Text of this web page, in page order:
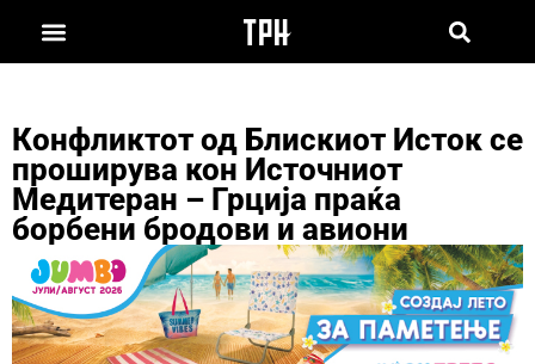
Конфликтот од Блискиот Исток се
проширува кон Источниот
Медитеран – Грција праќа
борбени бродови и авиони